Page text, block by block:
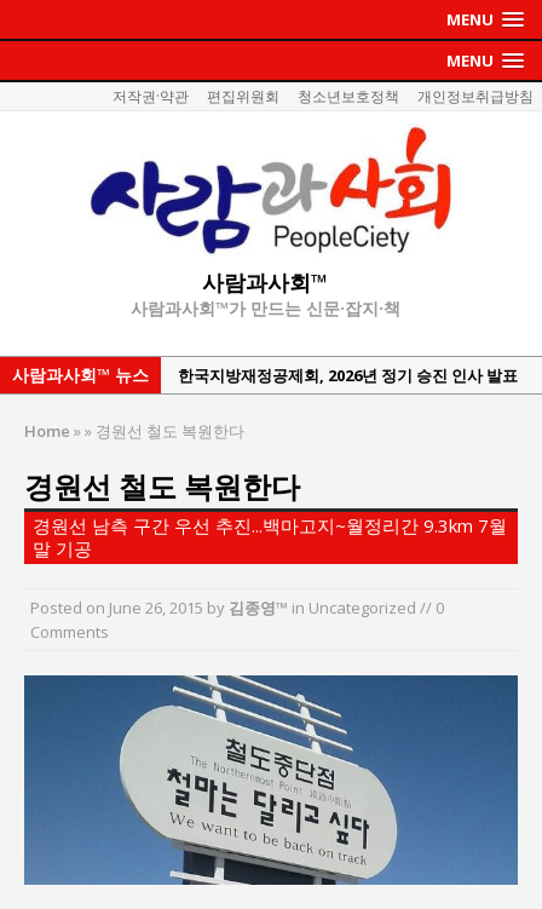
MENU
MENU
저작권·약관 편집위원회 청소년보호정책 개인정보취급방침
사람과사회™
사람과사회™가 만드는 신문·잡지·책
사람과사회™ 뉴스
한국지방재정공제회, 2026년 정기 승진 인사 발표
세미나 개최
서효석 충청향우회중앙회 총재 취임 논란 확산
지방의회 공약은 ‘빛 좋은 개살구’인가?
현”
이홍원 작가, 생활문화상품 4종 판매
통일 지향 2국가론: 한반도 평화의 새로운 길
강산건설 박재윤 강제추행 사건, 무엇이 문제인가?
Home »» 경원선 철도 복원한다
경원선 철도 복원한다
경원선 남측 구간 우선 추진...백마고지~월정리간 9.3km 7월
말 기공
Posted on June 26, 2015 by 김종영™ in Uncategorized // 0
Comments